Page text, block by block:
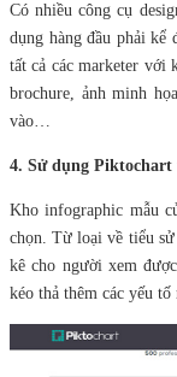
Có nhiều công cụ
dụng hàng đầu phải kể
tất cả các marketer với
brochure, ảnh minh
vào…
4. Sử dụng
Kho infographic mẫu
chọn. Từ loại về tiểu
kê cho người xem
kéo thả thêm các yếu